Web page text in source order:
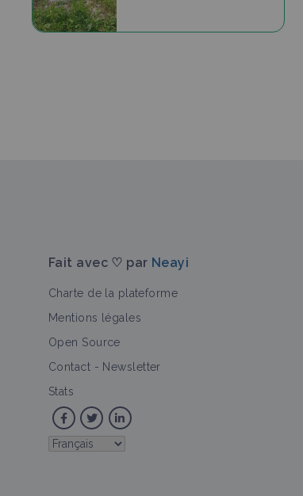
Fait avec ♡ par Neayi
Charte de la plateforme
Mentions légales
Open Source
Contact - Newsletter
Stats